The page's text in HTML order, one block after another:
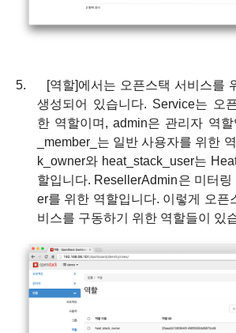
5. [역할]에서는 오픈스택 서비스를
생성되어 있습니다. Service는 오
한 역할이며 , admin은 관리자 역할
_member_ 는 일반 사용자를 위한
k_owner와 heat_stack_user는
할입니다. ResellerAdmin은 미터
er를 위한 역할입니다. 이렇게 오픈
비스를 구동하기 위한 역할들이 있